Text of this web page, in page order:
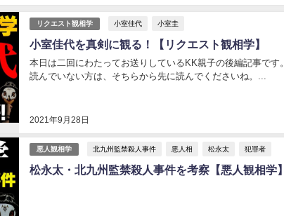
リクエスト観相学 小室佳代 小室圭
小室佳代を真剣に観る！【リクエスト観相学】
2021年9月28日
本日は二回にわたってお送りしているKK親子の後編記事です
読んでいない方は、そちらから先に読んでくださいね。...
悪人観相学 北九州監禁殺人事件 悪人相 松永太 犯罪者
松永太・北九州監禁殺人事件を考察【悪人観相学】